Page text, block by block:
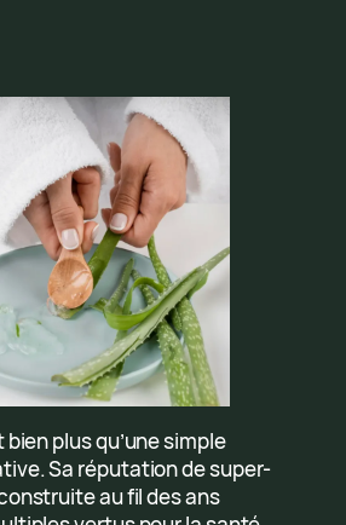
bien plus qu’une simple
Sa réputation de super-
au fil des ans